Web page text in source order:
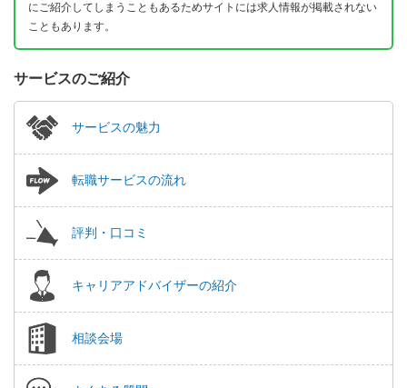
にご紹介してしまうこともあるためサイトには求人情報が掲載されない
こともあります。
サービスのご紹介
サービスの魅力
転職サービスの流れ
評判・口コミ
キャリアアドバイザーの紹介
相談会場